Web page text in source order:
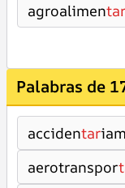
agroalimentar
Palabras de
accidentar
aerotranspor